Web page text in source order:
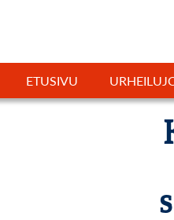
ETUSIVU